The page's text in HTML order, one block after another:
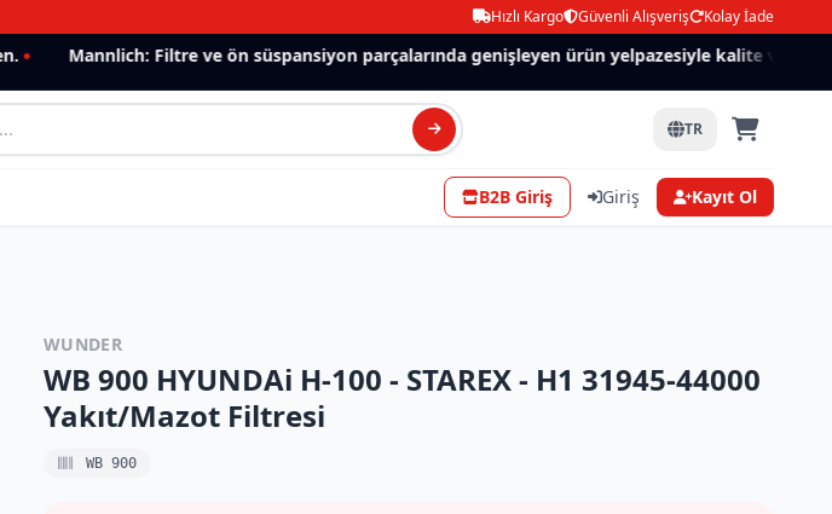
Hızlı Kargo Güvenli Alışveriş Kolay İade
Mannlich: Filtre ve ön süspansiyon parçalarında genişleyen ürün yelpazesiyle kalite ve güven.
TR
B2B Giriş Giriş Kayıt Ol
WUNDER
WB 900 HYUNDAi H-100 - STAREX - H1 31945-44000
Yakıt/Mazot Filtresi
WB 900